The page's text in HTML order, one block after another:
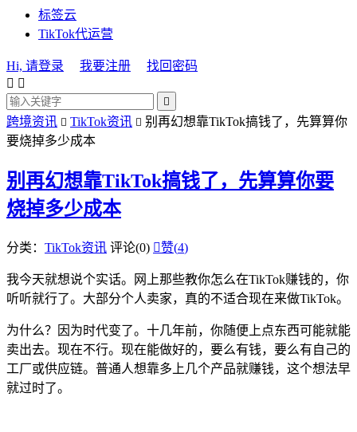
标签云
TikTok代运营
Hi, 请登录 我要注册
找回密码
 

跨境资讯  TikTok资讯  别再幻想靠TikTok搞钱了，先算算你
要烧掉多少成本
别再幻想靠TikTok搞钱了，先算算你要
烧掉多少成本
分类： TikTok资讯 评论(0) 赞(4)
我今天就想说个实话。网上那些教你怎么在TikTok赚钱的，你
听听就行了。大部分个人卖家，真的不适合现在来做TikTok。
为什么？因为时代变了。十几年前，你随便上点东西可能就能
卖出去。现在不行。现在能做好的，要么有钱，要么有自己的
工厂或供应链。普通人想靠多上几个产品就赚钱，这个想法早
就过时了。